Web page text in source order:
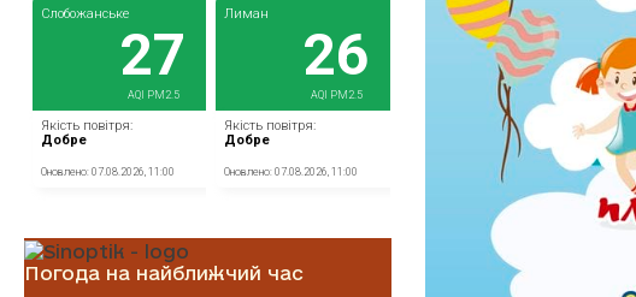
Погода на найближчий час